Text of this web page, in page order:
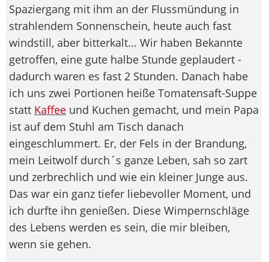
Spaziergang mit ihm an der Flussmündung in
strahlendem Sonnenschein, heute auch fast
windstill, aber bitterkalt... Wir haben Bekannte
getroffen, eine gute halbe Stunde geplaudert -
dadurch waren es fast 2 Stunden. Danach habe
ich uns zwei Portionen heiße Tomatensaft-Suppe
statt Kaffee und Kuchen gemacht, und mein Papa
ist auf dem Stuhl am Tisch danach
eingeschlummert. Er, der Fels in der Brandung,
mein Leitwolf durch´s ganze Leben, sah so zart
und zerbrechlich und wie ein kleiner Junge aus.
Das war ein ganz tiefer liebevoller Moment, und
ich durfte ihn genießen. Diese Wimpernschläge
des Lebens werden es sein, die mir bleiben,
wenn sie gehen.